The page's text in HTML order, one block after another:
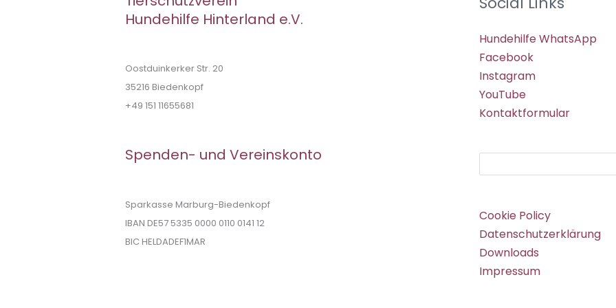
Hundehilfe Hinterland e.V.
Oostduinkerker Str. 20
35216 Biedenkopf
+49 151 11655681
Spenden- und Vereinskonto
Sparkasse Marburg-Biedenkopf
IBAN DE57 5335 0000 0110 0141 12
BIC HELDADEF1MAR
Hundehilfe WhatsApp
Facebook
Instagram
YouTube
Kontaktformular
Cookie Policy
Datenschutzerklärung
Downloads
Impressum